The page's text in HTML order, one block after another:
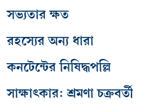
সভ্যতার ক্ষত
রহস্যের অন্য ধারা
কনটেন্টের নিষিদ্ধপল্লি
সাক্ষাৎকার: শ্রমণা চক্রবর্তী